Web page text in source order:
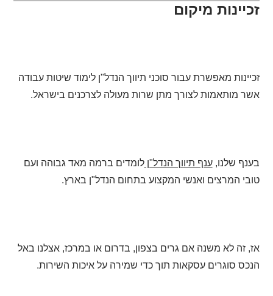
זכיינות מיקום
זכיינות מאפשרת עבור סוכני תיווך הנדל"ן לימוד שיטות עבודה
אשר מותאמות לצורך מתן שרות מעולה לצרכנים בישראל.
בענף שלנו,ענף תיווך הנדל"ןלומדים ברמה מאד גבוהה ועם
טובי המרצים ואנשי המקצוע בתחום הנדל"ן בארץ.
אז, זה לא משנה אם גרים בצפון, בדרום או במרכז, אצלנו באל
הנכס סוגרים עסקאות תוך כדי שמירה על איכות השירות.